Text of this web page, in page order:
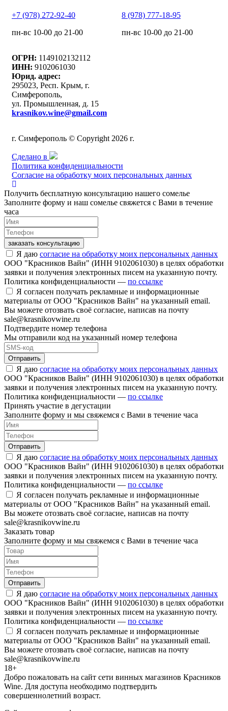
+7 (978) 272-92-40
пн-вс 10-00 до 21-00
8 (978) 777-18-95
пн-вс 10-00 до 21-00
ОГРН: 1149102132112
ИНН: 9102061030
Юрид. адрес:
295023, Респ. Крым, г.
Симферополь,
ул. Промышленная, д. 15
krasnikov.wine@gmail.com
г. Симферополь © Copyright 2026 г.
Сделано в
Политика конфиденциальности
Согласие на обработку моих персональных данных
Получить бесплатную консультацию нашего сомелье
Заполните форму и наш сомелье свяжется с Вами в течение
часа
заказать консультацию
Я даю согласие на обработку моих персональных данных
ООО "Красников Вайн" (ИНН 9102061030) в целях обработки
заявки и получения электронных писем на указанную почту.
Политика конфиденциальности — по ссылке
Я согласен получать рекламные и информационные
материалы от ООО "Красников Вайн" на указанный email.
Вы можете отозвать своё согласие, написав на почту
sale@krasnikovwine.ru
Подтвердите номер телефона
Мы отправили код на указанный номер телефона
Отправить
Я даю согласие на обработку моих персональных данных
ООО "Красников Вайн" (ИНН 9102061030) в целях обработки
заявки и получения электронных писем на указанную почту.
Политика конфиденциальности — по ссылке
Принять участие в дегустации
Заполните форму и мы свяжемся с Вами в течение часа
Отправить
Я даю согласие на обработку моих персональных данных
ООО "Красников Вайн" (ИНН 9102061030) в целях обработки
заявки и получения электронных писем на указанную почту.
Политика конфиденциальности — по ссылке
Я согласен получать рекламные и информационные
материалы от ООО "Красников Вайн" на указанный email.
Вы можете отозвать своё согласие, написав на почту
sale@krasnikovwine.ru
Заказать товар
Заполните форму и мы свяжемся с Вами в течение часа
Отправить
Я даю согласие на обработку моих персональных данных
ООО "Красников Вайн" (ИНН 9102061030) в целях обработки
заявки и получения электронных писем на указанную почту.
Политика конфиденциальности — по ссылке
Я согласен получать рекламные и информационные
материалы от ООО "Красников Вайн" на указанный email.
Вы можете отозвать своё согласие, написав на почту
sale@krasnikovwine.ru
18+
Добро пожаловать на сайт сети винных магазинов Красников
Wine. Для доступа необходимо подтвердить
совершеннолетний возраст.